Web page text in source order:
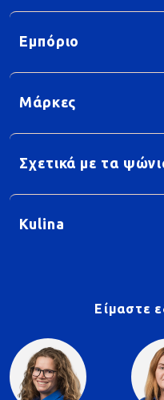
Εμπόριο
Μάρκες
Σχετικά με τα
Kulina
Είμαστε